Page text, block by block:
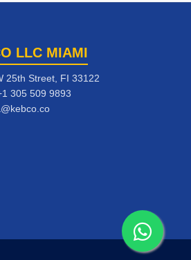
LLC MIAMI
25th Street, FI 33122
305 509 9893